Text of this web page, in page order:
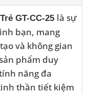
GT-CC-25 là sự
bạn, mang
và không gian
phẩm duy
năng đa
thần tiết kiệm